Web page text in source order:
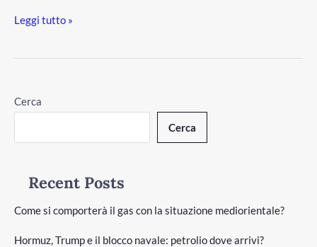
Leggi tutto »
Cerca
Cerca
Recent Posts
Come si comporterà il gas con la situazione mediorientale?
Hormuz, Trump e il blocco navale: petrolio dove arrivi?